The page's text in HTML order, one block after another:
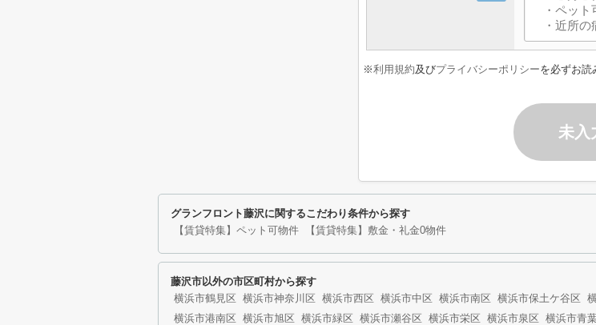
※利用規約及びプライバシーポリシーを必ずお読
未入
グランフロント藤沢に関するこだわり条件から探す
【賃貸特集】ペット可物件 【賃貸特集】敷金・礼金0物件
藤沢市以外の市区町村から探す
横浜市鶴見区 横浜市神奈川区 横浜市西区 横浜市中区 横浜市南区 横浜市保土ケ谷区
横浜市港南区
横浜市旭区 横浜市緑区 横浜市瀬谷区 横浜市栄区 横浜市泉区 横浜市青